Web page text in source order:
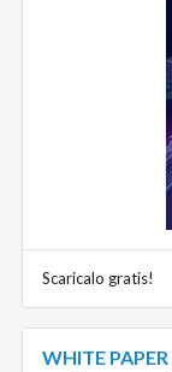
Scaricalo gratis!
WHITE PAPER